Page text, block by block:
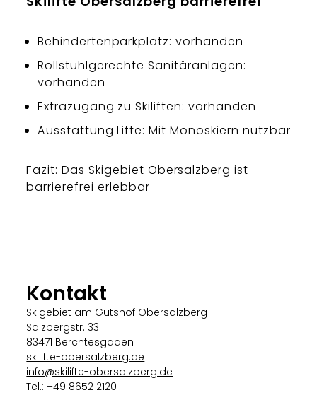
Behindertenparkplatz: vorhanden
Rollstuhlgerechte Sanitäranlagen:
vorhanden
Extrazugang zu Skiliften: vorhanden
Ausstattung Lifte: Mit Monoskiern nutzbar
Fazit: Das Skigebiet Obersalzberg ist
barrierefrei erlebbar
Kontakt
Skigebiet am Gutshof Obersalzberg
Salzbergstr. 33
83471 Berchtesgaden
skilifte-obersalzberg.de
info@skilifte-obersalzberg.de
Tel.:+49 8652 2120